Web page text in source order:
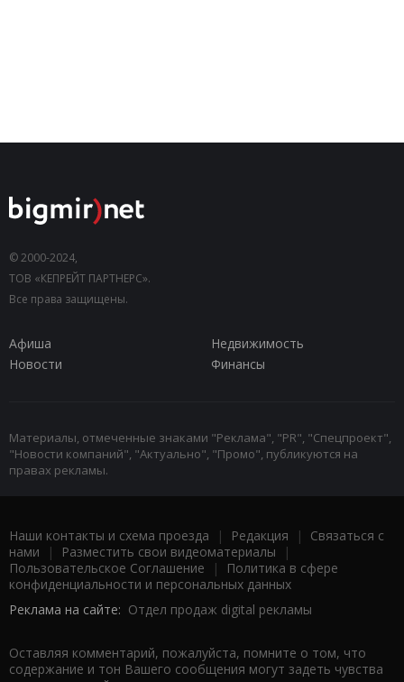
© 2000-2024,
ТОВ «КЕПРЕЙТ ПАРТНЕРС».
Все права защищены.
Афиша
Недвижимость
Новости
Финансы
Материалы, отмеченные знаками "Реклама", "PR", "Спецпроект",
"Новости компаний", "Актуально", "Промо", публикуются на
правах рекламы.
Наши контакты и схема проезда | Редакция | Связаться с
нами | Разместить свои видеоматериалы |
Пользовательское Соглашение |
Политика в сфере
конфиденциальности и персональных данных
Реклама на сайте: Отдел продаж digital рекламы
Оставляя комментарий, пожалуйста, помните о том, что
содержание и тон Вашего сообщения могут задеть чувства